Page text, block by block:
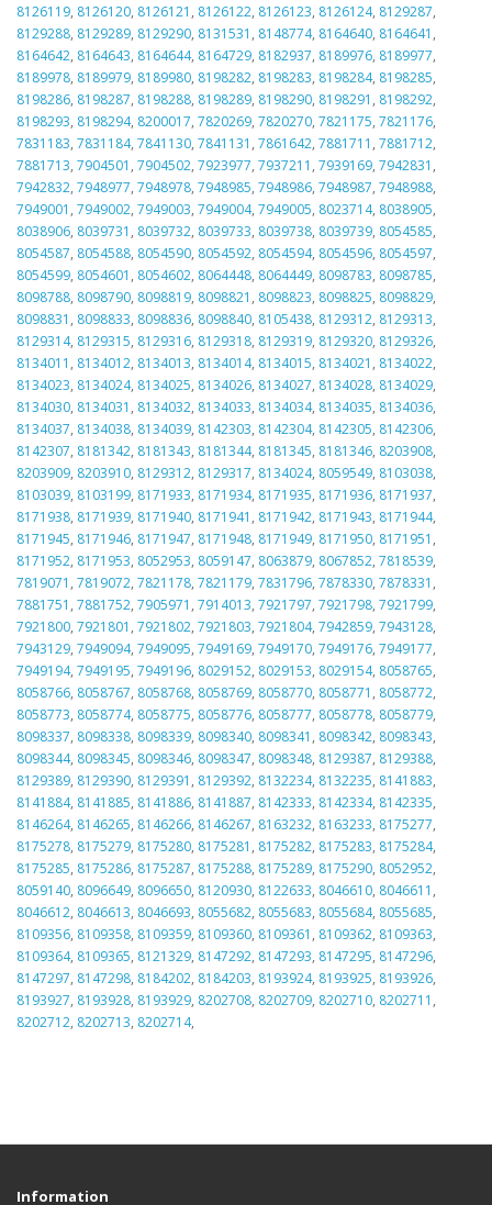
8126119, 8126120, 8126121 , 8126122, 8126123, 8126124, 8129287,
8129288, 8129289, 8129290, 8131531 , 8148774, 8164640, 8164641 ,
8164642, 8164643, 8164644, 8164729, 8182937, 8189976, 8189977,
8189978, 8189979, 8189980, 8198282, 8198283, 8198284, 8198285,
8198286, 8198287, 8198288, 8198289, 8198290, 8198291 , 8198292,
8198293, 8198294, 8200017, 7820269, 7820270, 7821175, 7821176,
7831183, 7831184, 7841130, 7841131 , 7861642, 7881711 , 7881712,
7881713, 7904501 , 7904502, 7923977, 7937211 , 7939169, 7942831 ,
7942832, 7948977, 7948978, 7948985, 7948986, 7948987, 7948988,
7949001 , 7949002, 7949003, 7949004, 7949005, 8023714, 8038905,
8038906, 8039731 , 8039732, 8039733, 8039738, 8039739, 8054585,
8054587, 8054588, 8054590, 8054592, 8054594, 8054596, 8054597,
8054599, 8054601 , 8054602, 8064448, 8064449, 8098783, 8098785,
8098788, 8098790, 8098819, 8098821 , 8098823, 8098825, 8098829,
8098831 , 8098833, 8098836, 8098840, 8105438, 8129312, 8129313,
8129314, 8129315, 8129316, 8129318, 8129319, 8129320, 8129326,
8134011 , 8134012, 8134013, 8134014, 8134015, 8134021 , 8134022,
8134023, 8134024, 8134025, 8134026, 8134027, 8134028, 8134029,
8134030, 8134031 , 8134032, 8134033, 8134034, 8134035, 8134036,
8134037, 8134038, 8134039, 8142303, 8142304, 8142305, 8142306,
8142307, 8181342, 8181343, 8181344, 8181345, 8181346, 8203908,
8203909, 8203910, 8129312, 8129317, 8134024, 8059549, 8103038,
8103039, 8103199, 8171933, 8171934, 8171935, 8171936, 8171937,
8171938, 8171939, 8171940, 8171941 , 8171942, 8171943, 8171944,
8171945, 8171946, 8171947, 8171948, 8171949, 8171950, 8171951 ,
8171952, 8171953, 8052953, 8059147, 8063879, 8067852, 7818539,
7819071 , 7819072, 7821178, 7821179, 7831796, 7878330, 7878331 ,
7881751 , 7881752, 7905971 , 7914013, 7921797, 7921798, 7921799,
7921800, 7921801 , 7921802, 7921803, 7921804, 7942859, 7943128,
7943129, 7949094, 7949095, 7949169, 7949170, 7949176, 7949177,
7949194, 7949195, 7949196, 8029152, 8029153, 8029154, 8058765,
8058766, 8058767, 8058768, 8058769, 8058770, 8058771 , 8058772,
8058773, 8058774, 8058775, 8058776, 8058777, 8058778, 8058779,
8098337, 8098338, 8098339, 8098340, 8098341 , 8098342, 8098343,
8098344, 8098345, 8098346, 8098347, 8098348, 8129387, 8129388,
8129389, 8129390, 8129391 , 8129392, 8132234, 8132235, 8141883,
8141884, 8141885, 8141886, 8141887, 8142333, 8142334, 8142335,
8146264, 8146265, 8146266, 8146267, 8163232, 8163233, 8175277,
8175278, 8175279, 8175280, 8175281 , 8175282, 8175283, 8175284,
8175285, 8175286, 8175287, 8175288, 8175289, 8175290, 8052952,
8059140, 8096649, 8096650, 8120930, 8122633, 8046610, 8046611 ,
8046612, 8046613, 8046693, 8055682, 8055683, 8055684, 8055685,
8109356, 8109358, 8109359, 8109360, 8109361 , 8109362, 8109363,
8109364, 8109365, 8121329, 8147292, 8147293, 8147295, 8147296,
8147297, 8147298, 8184202, 8184203, 8193924, 8193925, 8193926,
8193927, 8193928, 8193929, 8202708, 8202709, 8202710, 8202711 ,
8202712, 8202713, 8202714,
Information